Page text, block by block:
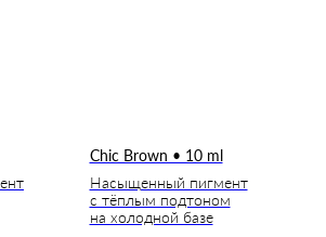
Сhic Brown • 10 ml
Насыщенный пигмент
с тёплым подтоном
на холодной базе